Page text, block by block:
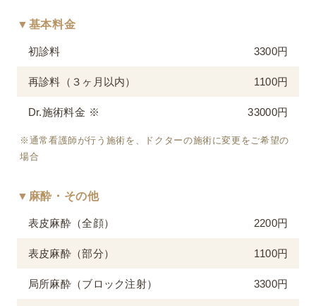
▼基本料金
初診料 3300円
再診料（３ヶ月以内） 1100円
Dr.施術料金 ※ 33000円
※通常看護師が行う施術を、ドクターの施術に変更をご希望の
場合
▼麻酔・その他
表皮麻酔（全顔） 2200円
表皮麻酔（部分） 1100円
局所麻酔（ブロック注射） 3300円